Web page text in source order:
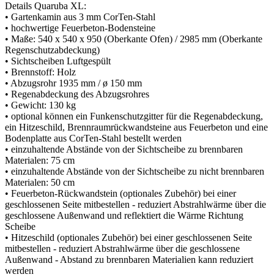
Details Quaruba XL:
• Gartenkamin aus 3 mm CorTen-Stahl
• hochwertige Feuerbeton-Bodensteine
• Maße: 540 x 540 x 950 (Oberkante Ofen) / 2985 mm (Oberkante
Regenschutzabdeckung)
• Sichtscheiben Luftgespült
• Brennstoff: Holz
• Abzugsrohr 1935 mm / ø 150 mm
• Regenabdeckung des Abzugsrohres
• Gewicht: 130 kg
• optional können ein Funkenschutzgitter für die Regenabdeckung,
ein Hitzeschild, Brennraumrückwandsteine aus Feuerbeton und eine
Bodenplatte aus CorTen-Stahl bestellt werden
• einzuhaltende Abstände von der Sichtscheibe zu brennbaren
Materialen: 75 cm
• einzuhaltende Abstände von der Sichtscheibe zu nicht brennbaren
Materialen: 50 cm
• Feuerbeton-Rückwandstein (optionales Zubehör) bei einer
geschlossenen Seite mitbestellen - reduziert Abstrahlwärme über die
geschlossene Außenwand und reflektiert die Wärme Richtung
Scheibe
• Hitzeschild (optionales Zubehör) bei einer geschlossenen Seite
mitbestellen - reduziert Abstrahlwärme über die geschlossene
Außenwand - Abstand zu brennbaren Materialien kann reduziert
werden